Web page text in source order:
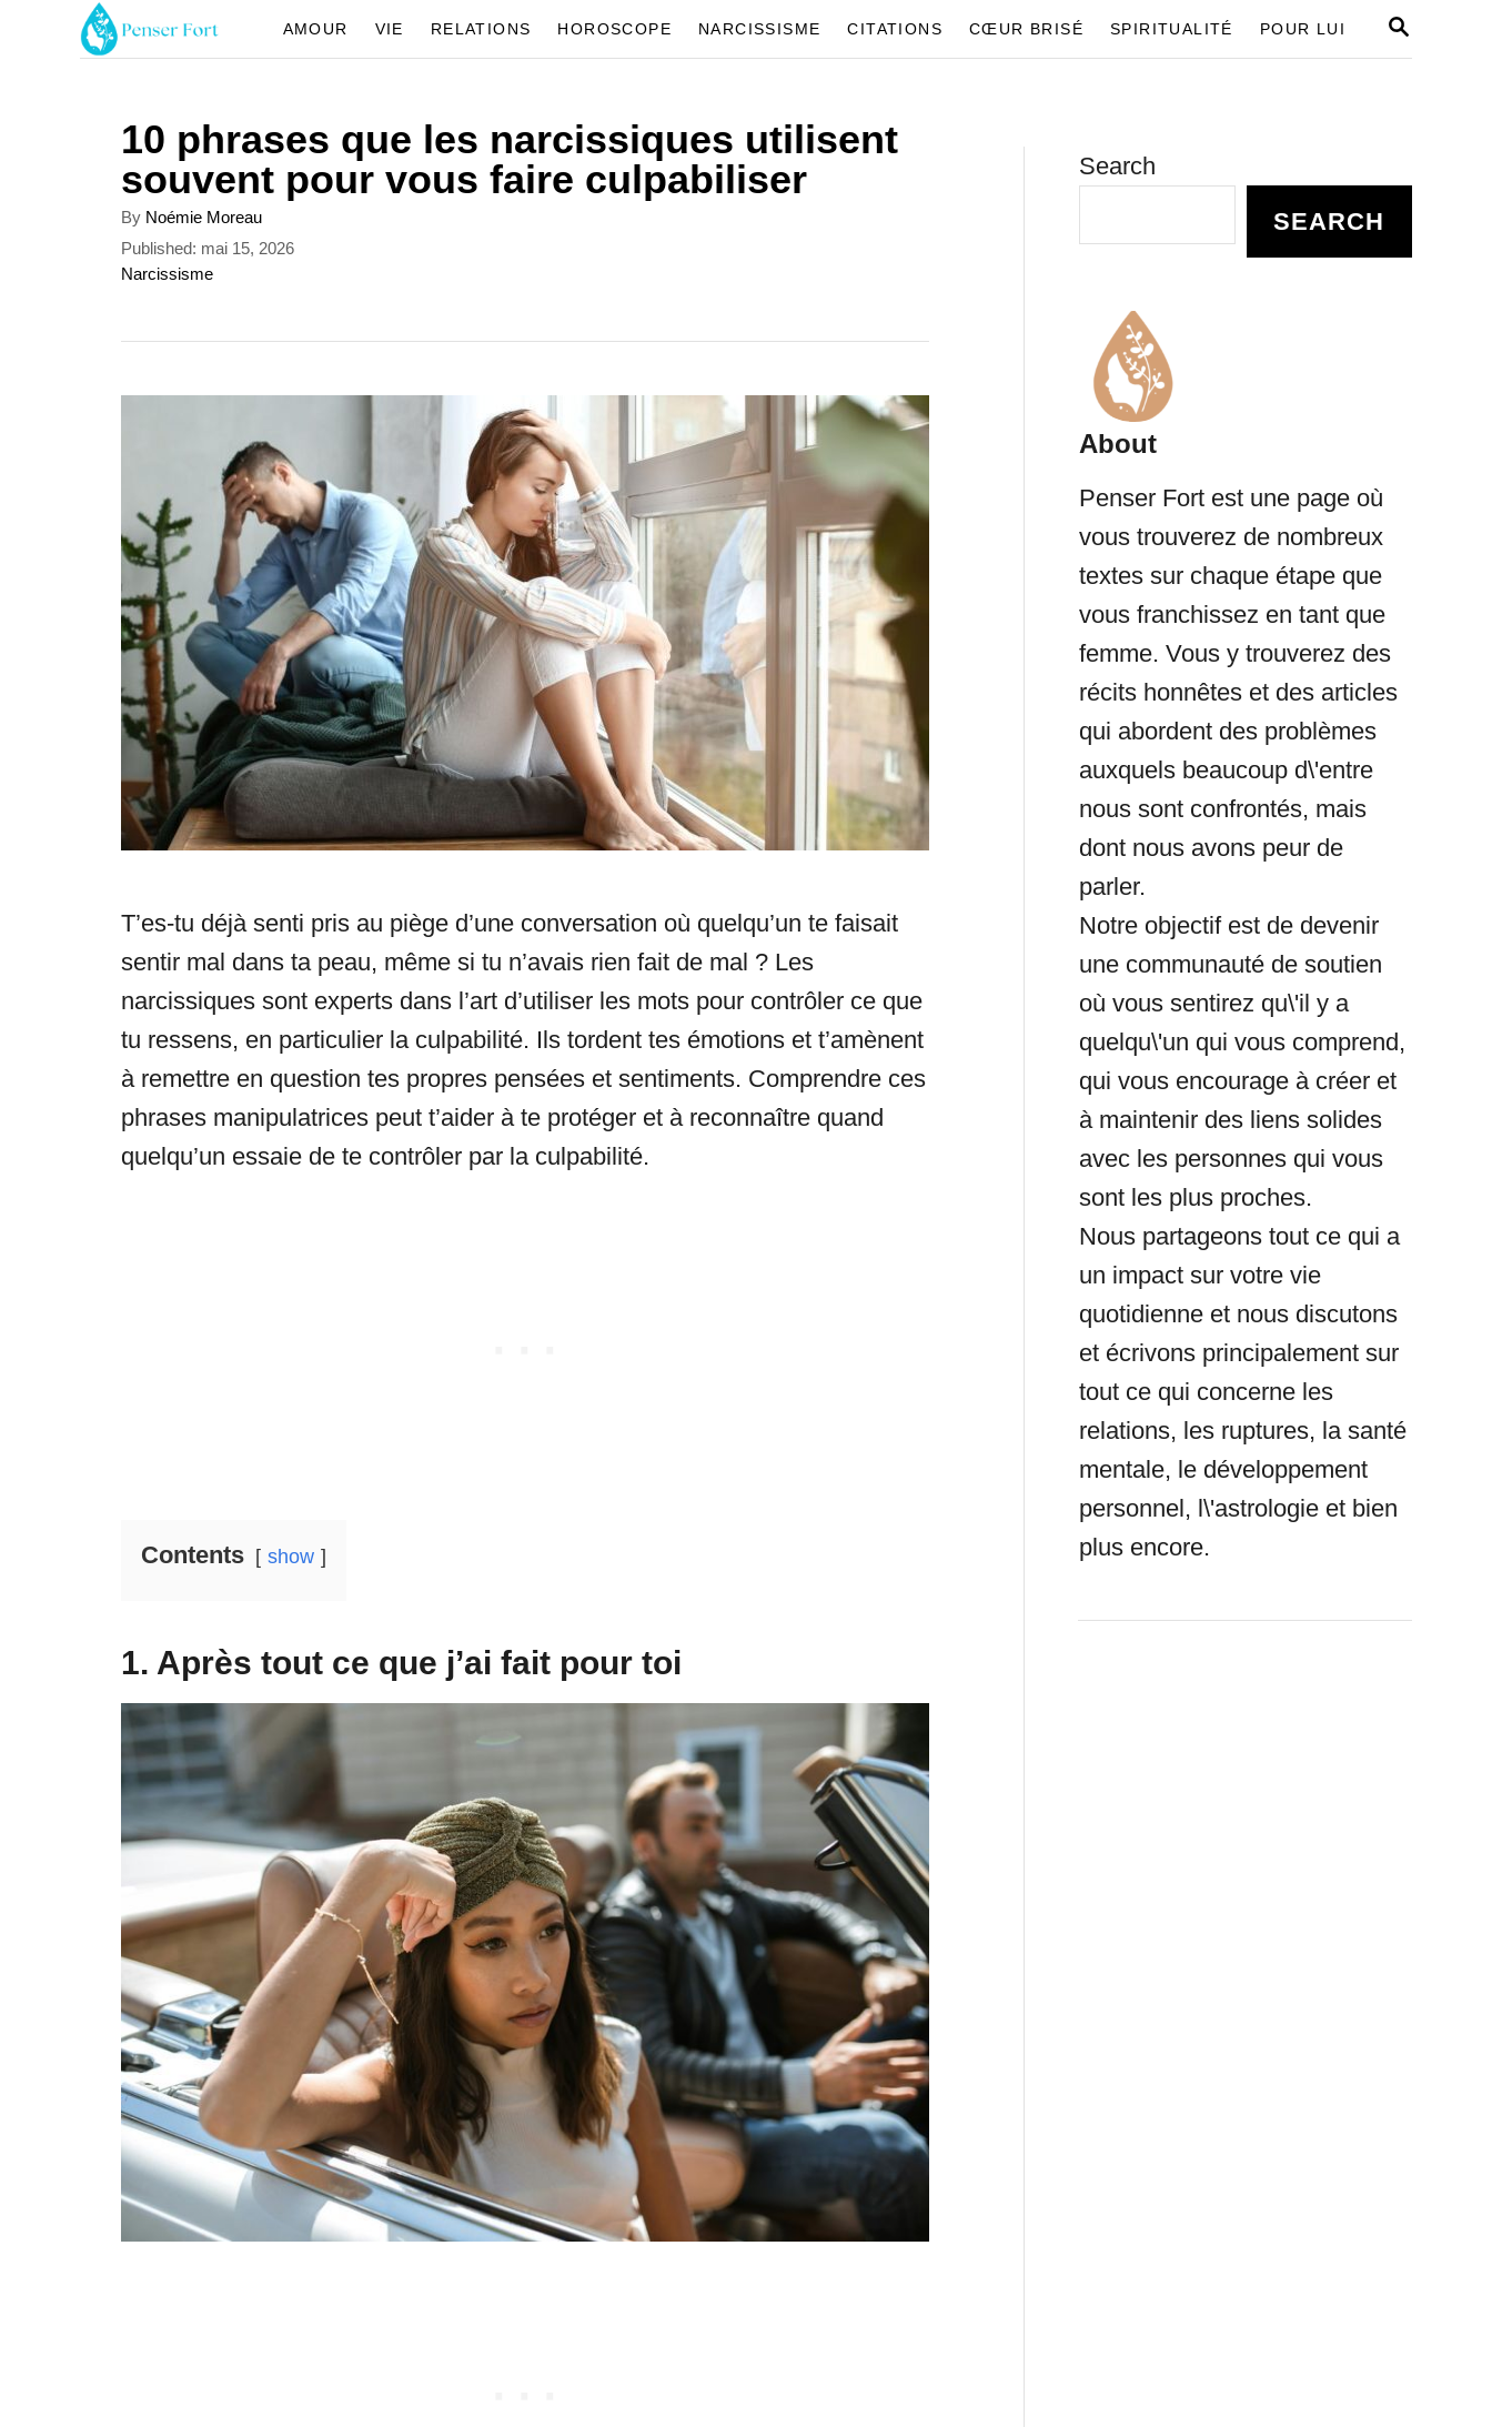
S
AMOUR VIE RELATIONS HOROSCOPE NARCISSISME CITATIONS CŒUR BRISÉ SPIRITUALITÉ POUR LUI
10 phrases que les narcissiques utilisent
souvent pour vous faire culpabiliser
By A
u
t
r
Noémie Moreau
P
o
o
Published: mai 15, 2026
C
o
Narcissisme
T’es-tu déjà senti pris au piège d’une conversation où quelqu’un te faisait
sentir mal dans ta peau, même si tu n’avais rien fait de mal ? Les
narcissiques sont experts dans l’art d’utiliser les mots pour contrôler ce que
tu ressens, en particulier la culpabilité. Ils tordent tes émotions et t’amènent
à remettre en question tes propres pensées et sentiments. Comprendre ces
phrases manipulatrices peut t’aider à te protéger et à reconnaître quand
quelqu’un essaie de te contrôler par la culpabilité.
Contents show
1. Après tout ce que j’ai fait pour toi
Search
SEARCH
About
Penser Fort est une page où
vous trouverez de nombreux
textes sur chaque étape que
vous franchissez en tant que
femme. Vous y trouverez des
récits honnêtes et des articles
qui abordent des problèmes
auxquels beaucoup d\'entre
nous sont confrontés, mais
dont nous avons peur de
parler.
Notre objectif est de devenir
une communauté de soutien
où vous sentirez qu\'il y a
quelqu\'un qui vous comprend,
qui vous encourage à créer et
à maintenir des liens solides
avec les personnes qui vous
sont les plus proches.
Nous partageons tout ce qui a
un impact sur votre vie
quotidienne et nous discutons
et écrivons principalement sur
tout ce qui concerne les
relations, les ruptures, la santé
mentale, le développement
personnel, l\'astrologie et bien
plus encore.